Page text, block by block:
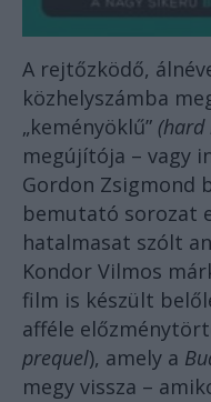
A rejtőzködő,
közhelyszámba
„keményöklű” (hard
megújítója – vagy
Gordon Zsigmond
bemutató sorozat
hatalmasat szólt
Kondor Vilmos
film is készült
afféle
prequel), amely a
megy vissza –